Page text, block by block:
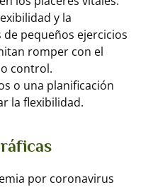
y la
pequeños ejercicios
romper con el
control.
o una planificación
la flexibilidad.
por coronavirus